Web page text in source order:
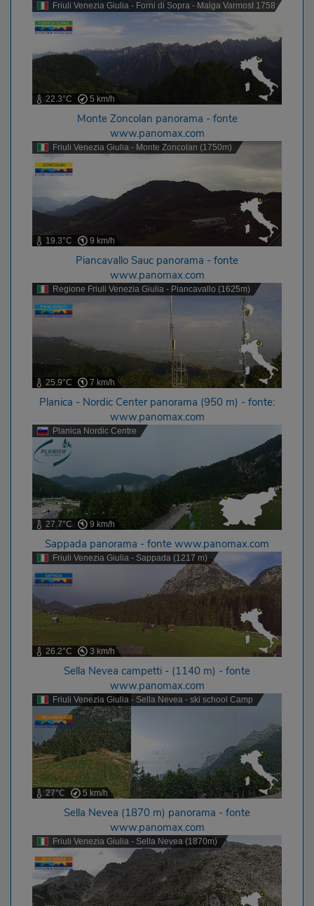
Friuli Venezia Giulia - Forni di Sopra - Malga Varmost 1758m
22.3°C 5 km/h
Monte Zoncolan panorama - fonte
www.panomax.com
Friuli Venezia Giulia - Monte Zoncolan (1750m)
19.3°C 9 km/h
Piancavallo Sauc panorama - fonte
www.panomax.com
Regione Friuli Venezia Giulia - Piancavallo (1625m)
25.9°C 7 km/h
Planica - Nordic Center panorama (950 m) - fonte:
www.panomax.com
Planica Nordic Centre
27.7°C 9 km/h
Sappada panorama - fonte www.panomax.com
Friuli Venezia Giulia - Sappada (1217 m)
26.2°C 3 km/h
Sella Nevea campetti - (1140 m) - fonte
www.panomax.com
Friuli Venezia Giulia - Sella Nevea - ski school Camp
27°C 5 km/h
Sella Nevea (1870 m) panorama - fonte
www.panomax.com
Friuli Venezia Giulia - Sella Nevea (1870m)